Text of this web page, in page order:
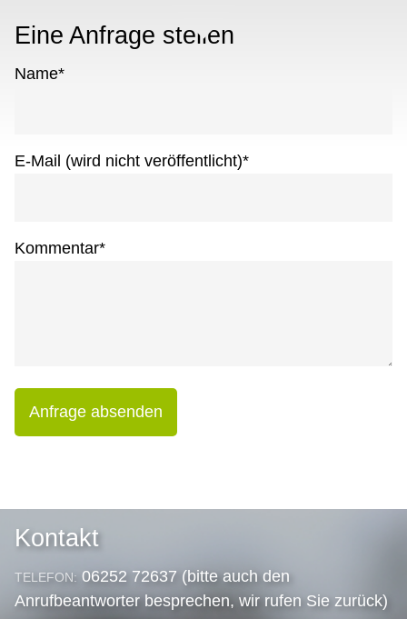
Eine Anfrage stellen
Name*
E-Mail (wird nicht veröffentlicht)*
Kommentar*
Anfrage absenden
Kontakt
TELEFON: 06252 72637 (bitte auch den
Anrufbeantworter besprechen, wir rufen Sie zurück)